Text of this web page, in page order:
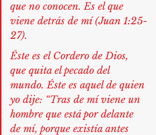
que no conocen. Es el que
viene detrás de mí (Juan 1:25-
27).
Éste es el Cordero de Dios,
que quita el pecado del
mundo. Éste es aquel de quien
yo dije: “Tras de mí viene un
hombre que está por delante
de mí, porque existía antes